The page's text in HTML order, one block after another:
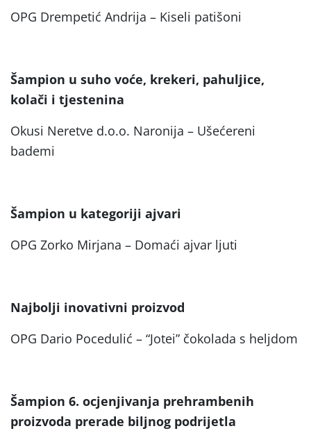
OPG Drempetić Andrija – Kiseli patišoni
Šampion u suho voće, krekeri, pahuljice,
kolači i tjestenina
Okusi Neretve d.o.o. Naronija – Ušećereni
bademi
Šampion u kategoriji ajvari
OPG Zorko Mirjana – Domaći ajvar ljuti
Najbolji inovativni proizvod
OPG Dario Pocedulić – “Jotei” čokolada s heljdom
Šampion 6. ocjenjivanja prehrambenih
proizvoda prerade biljnog podrijetla